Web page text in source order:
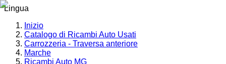
Lingua
Inizio
Catalogo di Ricambi Auto Usati
Carrozzeria - Traversa anteriore
Marche
Ricambi Auto MG